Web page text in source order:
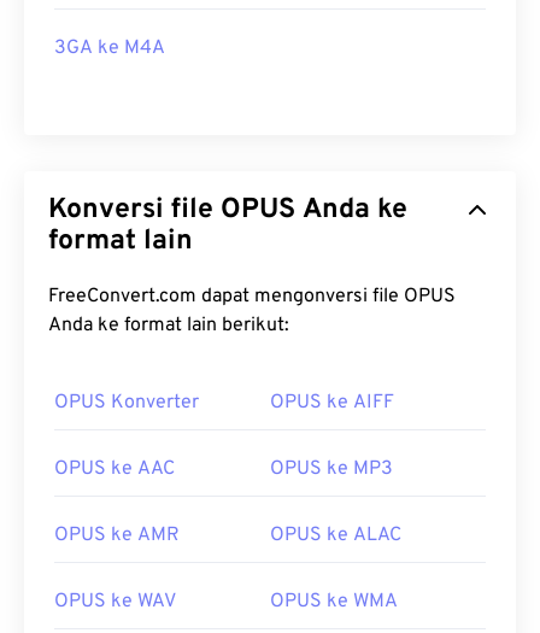
3GA ke M4A
Konversi file OPUS Anda ke
format lain
FreeConvert.com dapat mengonversi file OPUS
Anda ke format lain berikut:
OPUS Konverter OPUS ke AIFF
OPUS ke AAC OPUS ke MP3
OPUS ke AMR OPUS ke ALAC
OPUS ke WAV OPUS ke WMA